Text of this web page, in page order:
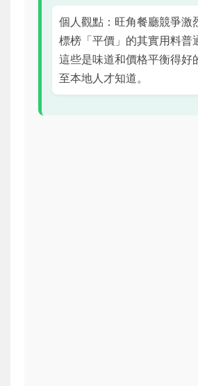
個人觀點：旺角餐廳競爭激
標榜「平價」的其實用料普
這些是味道和價格平衡得好
至本地人才知道。